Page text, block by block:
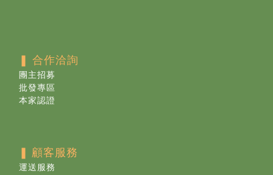
❚ 合作洽詢
團主招募
批發專區
本家認證
❚ 顧客服務
運送服務